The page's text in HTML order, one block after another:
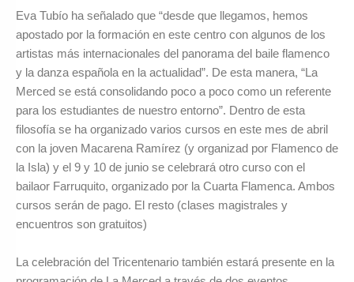
Eva Tubío ha señalado que “desde que llegamos, hemos
apostado por la formación en este centro con algunos de los
artistas más internacionales del panorama del baile flamenco
y la danza española en la actualidad”. De esta manera, “La
Merced se está consolidando poco a poco como un referente
para los estudiantes de nuestro entorno”. Dentro de esta
filosofía se ha organizado varios cursos en este mes de abril
con la joven Macarena Ramírez (y organizad por Flamenco de
la Isla) y el 9 y 10 de junio se celebrará otro curso con el
bailaor Farruquito, organizado por la Cuarta Flamenca. Ambos
cursos serán de pago. El resto (clases magistrales y
encuentros son gratuitos)
La celebración del Tricentenario también estará presente en la